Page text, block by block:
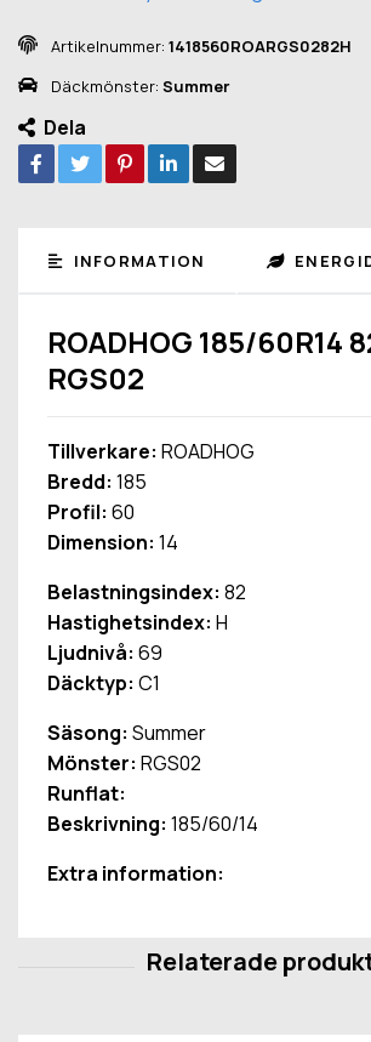
Artikelnummer: 1418560ROARGS0282H
Däckmönster: Summer
Dela
INFORMATION
ROADHOG 185/60R14
RGS02
Tillverkare: ROADHOG
Bredd: 185
Profil: 60
Dimension: 14
Belastningsindex: 82
Hastighetsindex: H
Ljudnivå: 69
Däcktyp: C1
Säsong: Summer
Mönster: RGS02
Runflat:
Beskrivning: 185/60/14
Extra information: